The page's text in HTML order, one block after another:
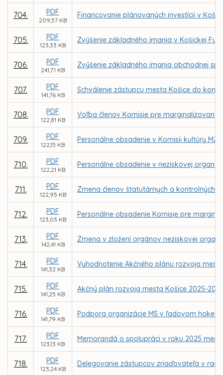
704. PDF
209,57 KB
Financovanie plánovaných investícii v
705. PDF
123,33 KB
Zvýšenie základného imania v Košickej
706. PDF
241,71 KB
Zvýšenie základného imania obchodnej
707. PDF
141,76 KB
Schválenie zástupcu mesta Košice do
708. PDF
122,81 KB
Voľba členov Komisie pre marginalizované
709. PDF
122,15 KB
Personálne obsadenie v Komisii kultúry MZ
710. PDF
122,21 KB
Personálne obsadenie v neziskovej
711. PDF
122,95 KB
Zmena členov štatutárnych a kontrolných
712. PDF
123,03 KB
Personálne obsadenie Komisie pre
713. PDF
142,41 KB
Zmena v zložení orgánov neziskovej
714. PDF
141,32 KB
Vyhodnotenie Akčného plánu rozvoja
715. PDF
141,25 KB
Akčný plán rozvoja mesta Košice 2025-2027
716. PDF
141,79 KB
Podpora organizácie MS v ľadovom hokeji
717. PDF
123,13 KB
Memorandá o spolupráci v roku 2025
718. PDF
123,24 KB
Delegovanie zástupcov zriaďovateľa v